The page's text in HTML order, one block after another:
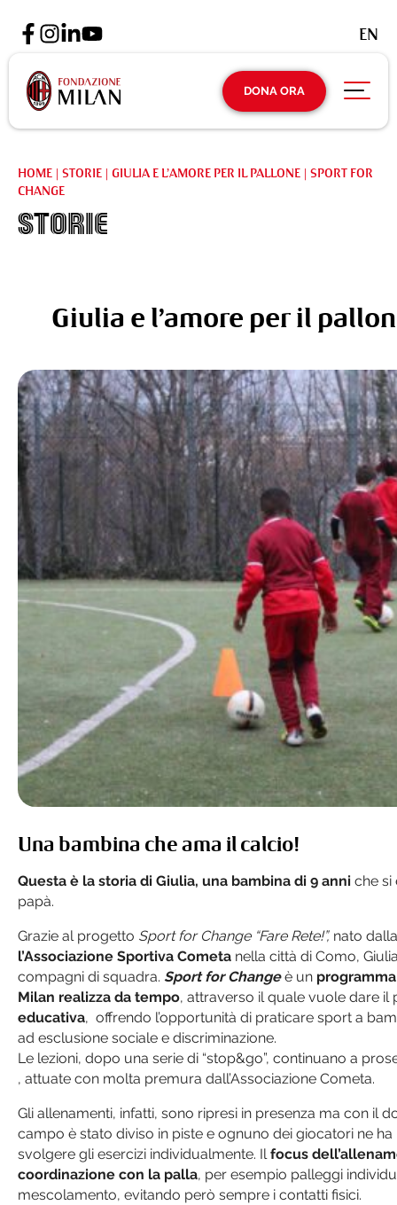
DONA ORA
EN
HOME | STORIE | GIULIA E L’AMORE PER IL PALLONE | SPORT FOR
CHANGE
Storie
Giulia e l’amore per il
Una bambina che ama il calcio!
Questa è la storia di Giulia, una bambina di 9 anni che si
papà.
Grazie al progetto Sport for Change “Fare Rete!”, nato dalla
l’Associazione Sportiva Cometa nella città di Como,
compagni di squadra. Sport for Changeè un
Milan realizza da tempo, attraverso il quale vuole dare
educativa, offrendo l’opportunità di praticare sport a
ad esclusione sociale e discriminazione.
Le lezioni, dopo una serie di “stop&go”, continuano a
, attuate con molta premura dall’Associazione Cometa.
Gli allenamenti, infatti, sono ripresi in presenza ma con il
campo è stato diviso in piste e ognuno dei giocatori ne
svolgere gli esercizi individualmente. Ilfocus
coordinazione con la palla, per esempio palleggi
mescolamento, evitando però sempre i contatti fisici.